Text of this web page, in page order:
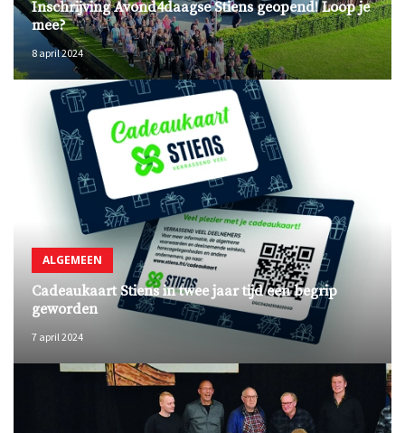
Inschrijving Avond4daagse Stiens geopend! Loop je
mee?
8 april 2024
ALGEMEEN
Cadeaukaart Stiens in twee jaar tijd een begrip
geworden
7 april 2024